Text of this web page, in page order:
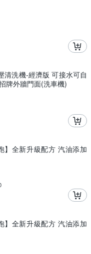
清洗機-經濟版 可接水可自
牌外牆門面(洗車機)
】全新升級配方 汽油添加
】全新升級配方 汽油添加